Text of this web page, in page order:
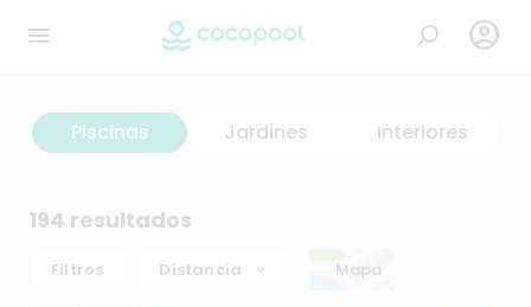

Piscinas Jardines Interiores
194 resultados
Filtros Distancia Mapa